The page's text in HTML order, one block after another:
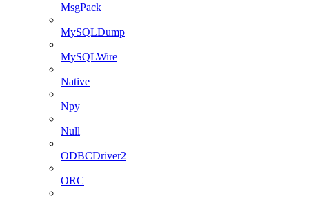
MsgPack
MySQLDump
MySQLWire
Native
Npy
Null
ODBCDriver2
ORC